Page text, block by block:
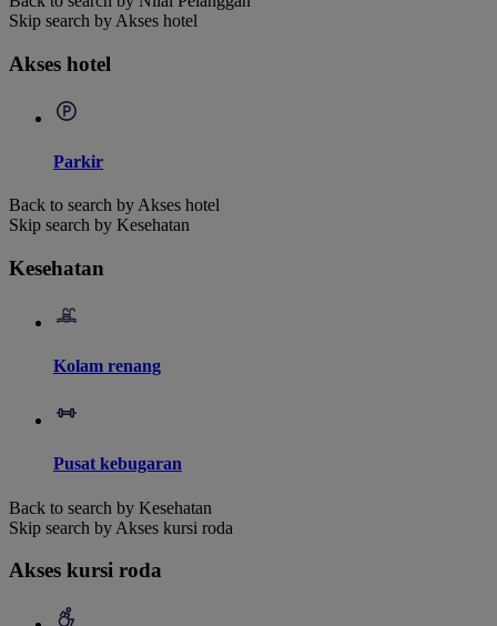
Skip search by Akses hotel
Akses hotel
Parkir
Back to search by Akses hotel
Skip search by Kesehatan
Kesehatan
Kolam renang
Pusat kebugaran
Back to search by Kesehatan
Skip search by Akses kursi roda
Akses kursi roda